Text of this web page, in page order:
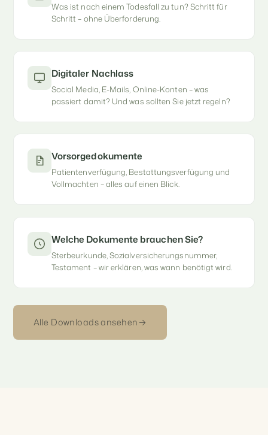
Was ist nach einem Todesfall zu tun? Schritt für
Schritt – ohne Überforderung.
Digitaler Nachlass
Social Media, E-Mails, Online-Konten – was
passiert damit? Und was sollten Sie jetzt regeln?
Vorsorgedokumente
Patientenverfügung, Bestattungsverfügung und
Vollmachten – alles auf einen Blick.
Welche Dokumente brauchen Sie?
Sterbeurkunde, Sozialversicherungsnummer,
Testament – wir erklären, was wann benötigt wird.
Alle Downloads ansehen→